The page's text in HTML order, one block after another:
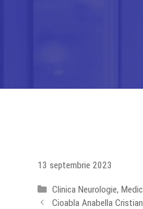
13 septembrie 2023
Categorii
Clinica Neurologie,
Cioabla Anabella